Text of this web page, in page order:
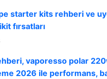
starter kits rehberi ve
fırsatları
vaporesso polar
2026 ile performans,